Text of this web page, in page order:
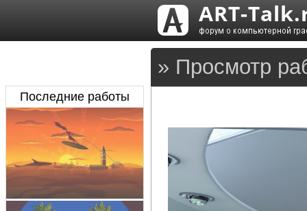
» Просмотр
Последние работы